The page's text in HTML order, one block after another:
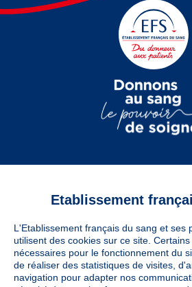
Vous êtes
Informations légales
Utiles
Etablissement
L'Etablissement français du sang et ses
utilisent des cookies sur ce site.
nécessaires pour le fonctionnement du
de réaliser des statistiques de visites,
navigation pour adapter nos